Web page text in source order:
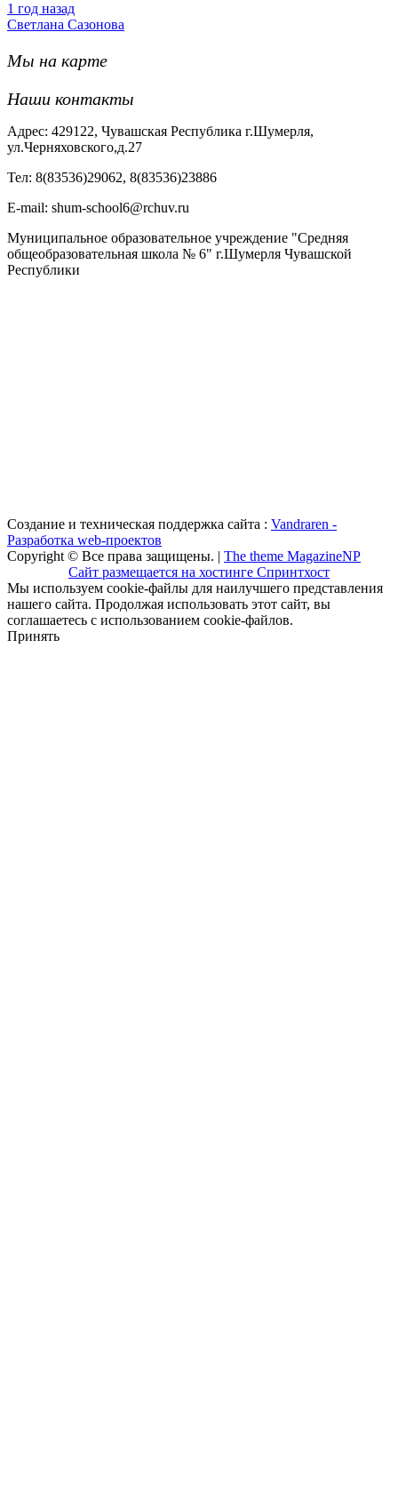
1 год назад
Светлана Сазонова
Мы на карте
Наши контакты
Адрес: 429122, Чувашская Республика г.Шумерля,
ул.Черняховского,д.27
Тел: 8(83536)29062, 8(83536)23886
Е-mail: shum-school6@rchuv.ru
Муниципальное образовательное учреждение "Средняя
общеобразовательная школа № 6" г.Шумерля Чувашской
Республики
Создание и техническая поддержка сайта : Vandraren -
Разработка web-проектов
Copyright © Все права защищены. | The theme MagazineNP
Сайт размещается на хостинге Спринтхост
Мы используем cookie-файлы для наилучшего представления
нашего сайта. Продолжая использовать этот сайт, вы
соглашаетесь с использованием cookie-файлов.
Принять